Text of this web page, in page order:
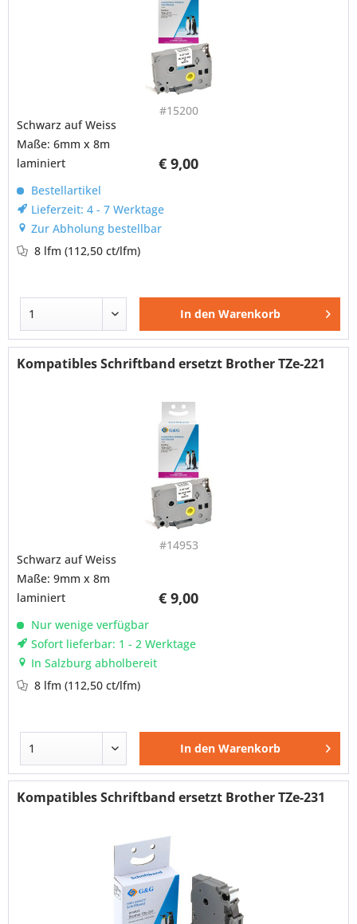
#15200
€ 9,00
Schwarz auf Weiss
Maße: 6mm x 8m
laminiert
Bestellartikel
Lieferzeit: 4 - 7 Werktage
Zur Abholung bestellbar
8 lfm(112,50 ct/lfm)
In den Warenkorb
Kompatibles Schriftband ersetzt Brother TZe-221
#14953
€ 9,00
Schwarz auf Weiss
Maße: 9mm x 8m
laminiert
Nur wenige verfügbar
Sofort lieferbar: 1 - 2 Werktage
In Salzburg abholbereit
8 lfm(112,50 ct/lfm)
In den Warenkorb
Kompatibles Schriftband ersetzt Brother TZe-231